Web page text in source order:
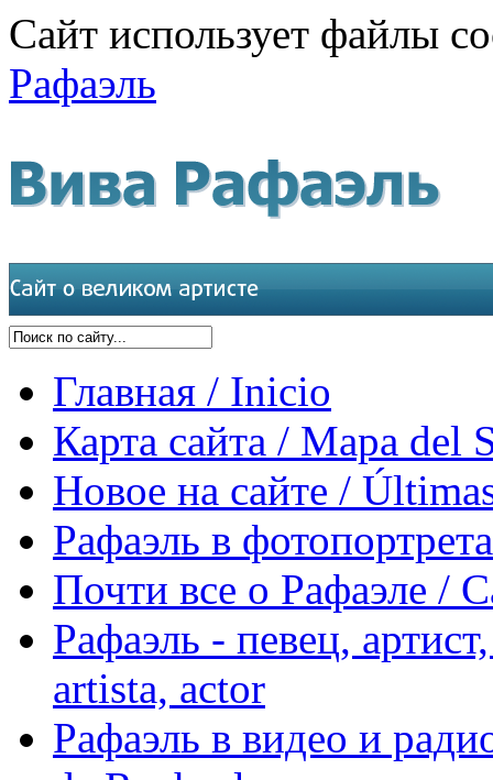
Сайт использует файлы
Рафаэль
Главная / Inicio
Карта сайта / Mapa del
Новое на сайте /
Рафаэль в
Почти все о Рафаэле /
Рафаэль - певец,
artista, actor
Рафаэль в видео и